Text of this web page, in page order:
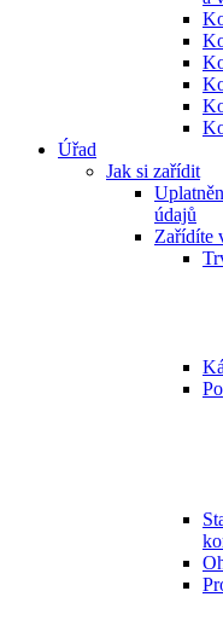
Úřad
Jak si zařídit
údajů
Zařídíte